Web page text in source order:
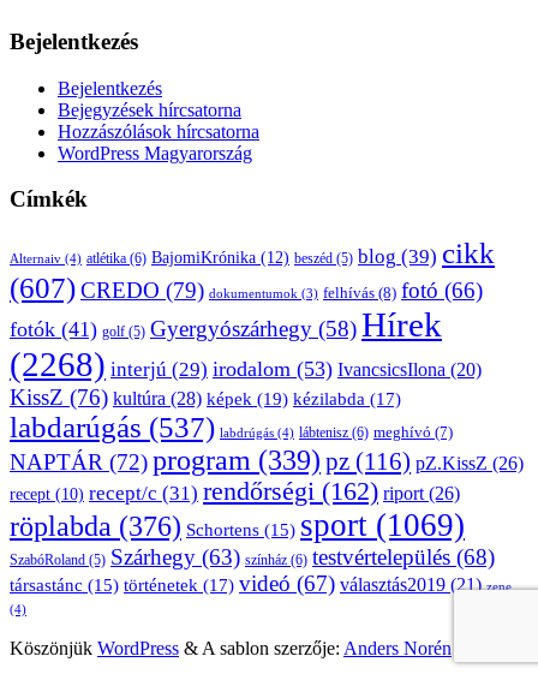
Bejelentkezés
Bejelentkezés
Bejegyzések hírcsatorna
Hozzászólások hírcsatorna
WordPress Magyarország
Címkék
Alternaiv (4) atlétika (6) BajomiKrónika (12) beszéd (5) blog (39) cikk
(607)CREDO (79) dokumentumok (3) felhívás (8) fotó (66)
fotók (41) golf (5) Gyergyószárhegy (58)Hírek
(2268) interjú (29) irodalom (53) IvancsicsIlona (20)
KissZ (76) kultúra (28) képek (19) kézilabda (17)
labdarúgás (537) labdrúgás (4) lábtenisz (6) meghívó (7)
NAPTÁR (72)program (339) pz (116) pZ.KissZ (26)
recept (10) recept/c (31) rendőrségi (162) riport(26)
röplabda (376) Schortens (15) sport (1069)
SzabóRoland (5) Szárhegy (63) színház (6) testvértelepülés (68)
társastánc (15) történetek (17) videó (67) választás2019 (21) zene
(4)
Köszönjük WordPress & A sablon szerzője: Anders Norén